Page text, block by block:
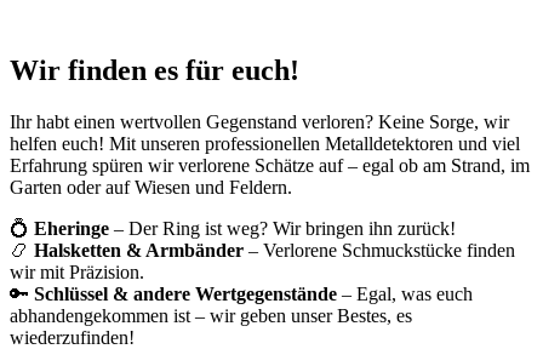
Wir finden es für euch!
Ihr habt einen wertvollen Gegenstand verloren? Keine Sorge, wir
helfen euch! Mit unseren professionellen Metalldetektoren und viel
Erfahrung spüren wir verlorene Schätze auf – egal ob am Strand, im
Garten oder auf Wiesen und Feldern.
💍 Eheringe – Der Ring ist weg? Wir bringen ihn zurück!
📿 Halsketten & Armbänder – Verlorene Schmuckstücke finden
wir mit Präzision.
🔑 Schlüssel & andere Wertgegenstände – Egal, was euch
abhandengekommen ist – wir geben unser Bestes, es
wiederzufinden!